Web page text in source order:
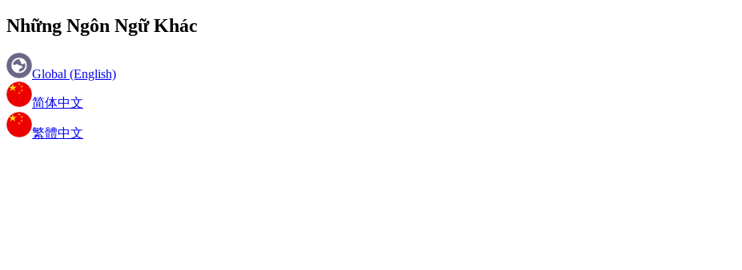
Những Ngôn Ngữ Khác
Global (English)
简体中文
繁體中文